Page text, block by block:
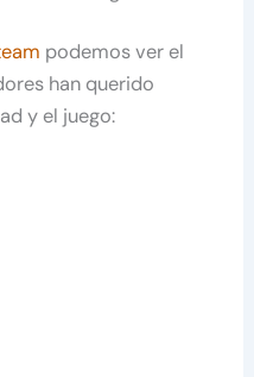
podemos ver el
han querido
y el juego: